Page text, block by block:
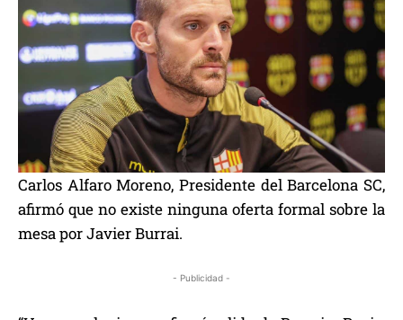
Carlos Alfaro Moreno, Presidente del Barcelona SC,
afirmó que no existe ninguna oferta formal sobre la
mesa por Javier Burrai.
- Publicidad -